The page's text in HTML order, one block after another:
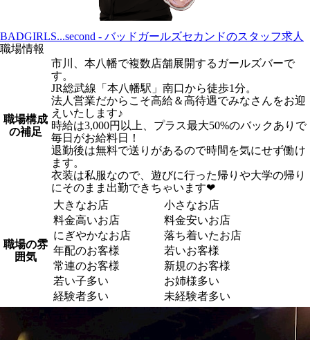
BADGIRLS...second - バッドガールズセカンドのスタッフ求人
職場情報
職場構成
の補足
市川、本八幡で複数店舗展開するガールズバーで
す。
JR総武線「本八幡駅」南口から徒歩1分。
法人営業だからこそ高給＆高待遇でみなさんをお迎
えいたします♪
時給は3,000円以上、プラス最大50%のバックありで
毎日がお給料日！
退勤後は無料で送りがあるので時間を気にせず働け
ます。
衣装は私服なので、遊びに行った帰りや大学の帰り
にそのまま出勤できちゃいます❤︎
職場の雰
囲気
大きなお店
小さなお店
料金高いお店
料金安いお店
にぎやかなお店
落ち着いたお店
年配のお客様
若いお客様
常連のお客様
新規のお客様
若い子多い
お姉様多い
経験者多い
未経験者多い